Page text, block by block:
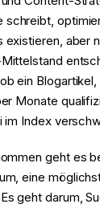
schreibt,
aber
ein
Monate
im Index
geht es
eine
geht darum,